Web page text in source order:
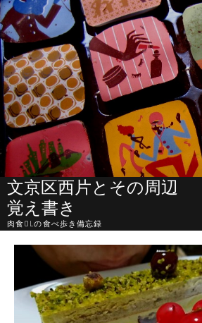
Skip
to
content
文京区西片とその周辺
覚え書き
肉食OLの食べ歩き備忘録